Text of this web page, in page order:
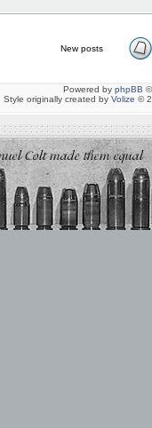
New posts
Powered by phpBB
Style originally created by Volize ©